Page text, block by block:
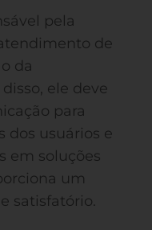
pela
de
da
ele deve
para
dos usuários e
em soluções
um
satisfatório.